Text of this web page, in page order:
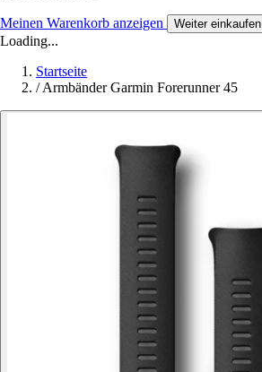
Meinen Warenkorb anzeigen Weiter einkaufen
Loading...
Startseite
/ Armbänder Garmin Forerunner 45